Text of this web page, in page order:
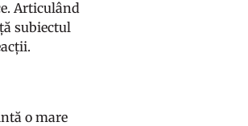
Articulând
subiectul
o mare